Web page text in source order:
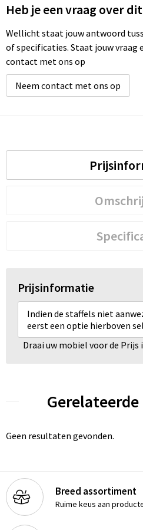
Heb je een vraag over
Wellicht staat jouw antwoord
of specificaties. Staat jouw vraag
contact met ons op
Neem contact met ons op
Prijsinformatie
Indien de staffels niet
eerst een optie hierboven
Draai uw mobiel voor de
Geen resultaten gevonden.
Breed assortiment
Ruime keus aan